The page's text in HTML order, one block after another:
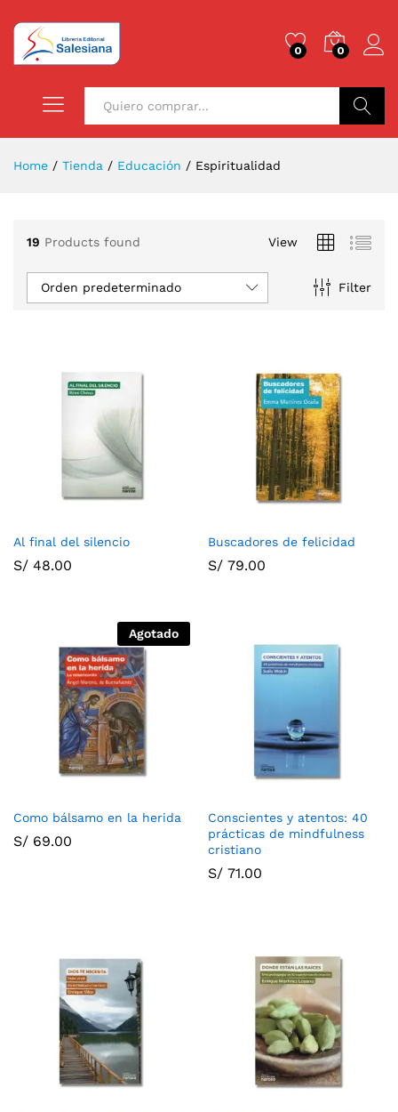
0 0
Home / Tienda / Educación / Espiritualidad
19 Products found View
Filter
Orden predeterminado
Al final del silencio
S/ 48.00
Buscadores de felicidad
S/ 79.00
Agotado
Como bálsamo en la herida
S/ 69.00
Conscientes y atentos: 40
prácticas de mindfulness
cristiano
S/ 71.00